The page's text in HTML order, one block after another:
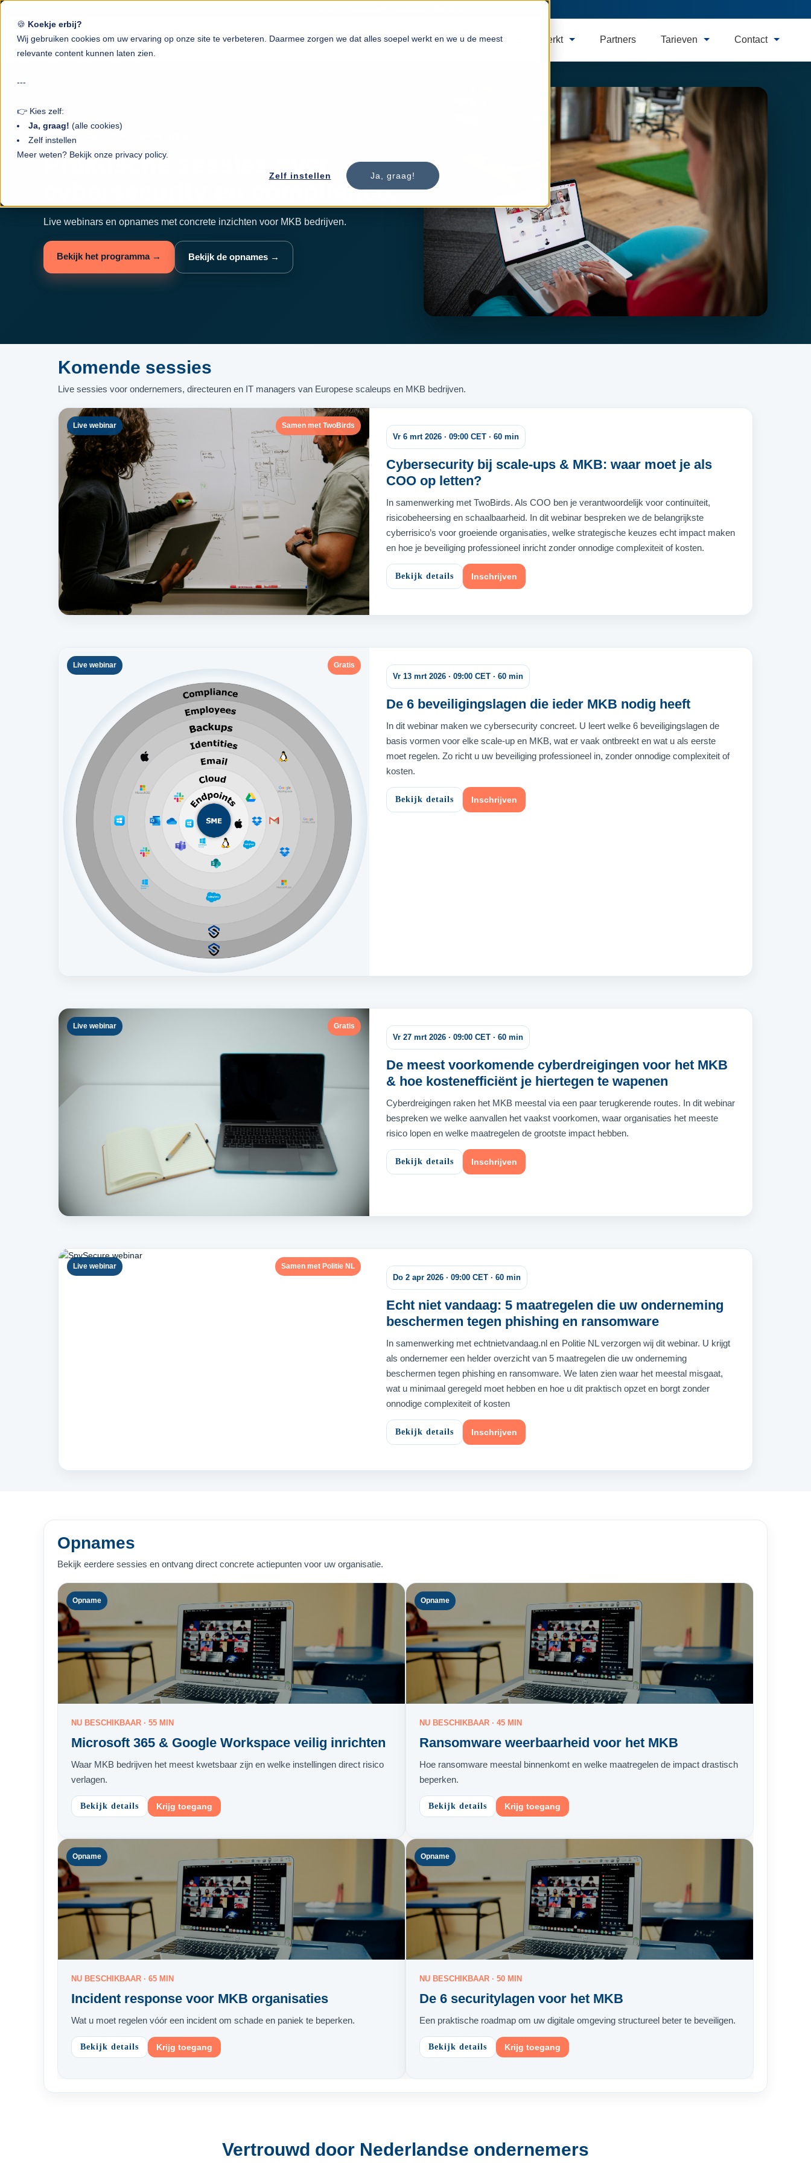
🍪 Koekje erbij?
Wij gebruiken cookies om uw ervaring op onze site te verbeteren. Daarmee zorgen we dat alles soepel werkt en we u de meest
relevante content kunnen laten zien.
---
👉 Kies zelf:
Ja, graag! (alle cookies)
Zelf instellen
Meer weten? Bekijk onze privacy policy.
Zelf instellen Ja, graag!
Cybersecurity Training Compliance Hoe het werkt Partners Tarieven Contact
CYBERSECURITY EVENEMENTEN
Praktische sessies over
cybersecurity en compliance.
Live webinars en opnames met concrete inzichten voor MKB bedrijven.
Bekijk het programma → Bekijk de opnames →
Komende sessies
Live sessies voor ondernemers, directeuren en IT managers van Europese scaleups en MKB bedrijven.
Live webinar Samen met TwoBirds
Vr 6 mrt 2026 · 09:00 CET · 60 min
Cybersecurity bij scale-ups & MKB: waar moet je als
COO op letten?
In samenwerking met TwoBirds. Als COO ben je verantwoordelijk voor continuïteit,
risicobeheersing en schaalbaarheid. In dit webinar bespreken we de belangrijkste
cyberrisico’s voor groeiende organisaties, welke strategische keuzes echt impact maken
en hoe je beveiliging professioneel inricht zonder onnodige complexiteit of kosten.
Bekijk details Inschrijven
Live webinar Gratis
Vr 13 mrt 2026 · 09:00 CET · 60 min
De 6 beveiligingslagen die ieder MKB nodig heeft
In dit webinar maken we cybersecurity concreet. U leert welke 6 beveiligingslagen de
basis vormen voor elke scale-up en MKB, wat er vaak ontbreekt en wat u als eerste
moet regelen. Zo richt u uw beveiliging professioneel in, zonder onnodige complexiteit of
kosten.
Bekijk details Inschrijven
Live webinar Gratis
Vr 27 mrt 2026 · 09:00 CET · 60 min
De meest voorkomende cyberdreigingen voor het MKB
& hoe kostenefficiënt je hiertegen te wapenen
Cyberdreigingen raken het MKB meestal via een paar terugkerende routes. In dit webinar
bespreken we welke aanvallen het vaakst voorkomen, waar organisaties het meeste
risico lopen en welke maatregelen de grootste impact hebben.
Bekijk details Inschrijven
Live webinar Samen met Politie NL
Do 2 apr 2026 · 09:00 CET · 60 min
Echt niet vandaag: 5 maatregelen die uw onderneming
beschermen tegen phishing en ransomware
In samenwerking met echtnietvandaag.nl en Politie NL verzorgen wij dit webinar. U krijgt
als ondernemer een helder overzicht van 5 maatregelen die uw onderneming
beschermen tegen phishing en ransomware. We laten zien waar het meestal misgaat,
wat u minimaal geregeld moet hebben en hoe u dit praktisch opzet en borgt zonder
onnodige complexiteit of kosten
Bekijk details Inschrijven
Opnames
Bekijk eerdere sessies en ontvang direct concrete actiepunten voor uw organisatie.
Opname
NU BESCHIKBAAR · 55 MIN
Microsoft 365 & Google Workspace veilig inrichten
Waar MKB bedrijven het meest kwetsbaar zijn en welke instellingen direct risico
verlagen.
Bekijk details Krijg toegang
Opname
NU BESCHIKBAAR · 45 MIN
Ransomware weerbaarheid voor het MKB
Hoe ransomware meestal binnenkomt en welke maatregelen de impact drastisch
beperken.
Bekijk details Krijg toegang
Opname
NU BESCHIKBAAR · 65 MIN
Incident response voor MKB organisaties
Wat u moet regelen vóór een incident om schade en paniek te beperken.
Bekijk details Krijg toegang
Opname
NU BESCHIKBAAR · 50 MIN
De 6 securitylagen voor het MKB
Een praktische roadmap om uw digitale omgeving structureel beter te beveiligen.
Bekijk details Krijg toegang
Vertrouwd door Nederlandse ondernemers